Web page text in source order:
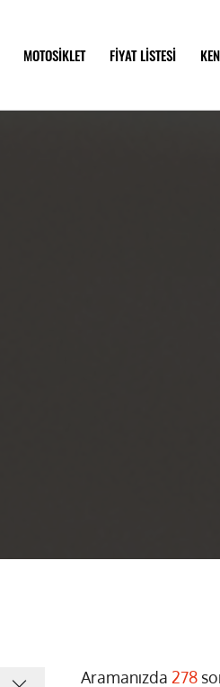
MOTOSİKLET FİYAT LİSTESİ
Aramanızda 278